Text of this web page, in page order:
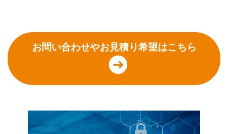
お問い合わせやお見積り希望はこちら